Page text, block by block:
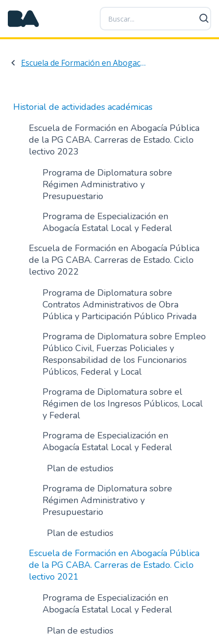
P
a
s
a
a
n
t
e
d
o
i
n
c
i
p
l
Escuela de Formación en Abogacía Pública de la PG CABA. Carreras de Estado. Ciclo lectivo 2021
Historial de actividades académicas
Escuela de Formación en Abogacía Pública
de la PG CABA. Carreras de Estado. Ciclo
lectivo 2023
Programa de Diplomatura sobre
Régimen Administrativo y
Presupuestario
Programa de Especialización en
Abogacía Estatal Local y Federal
Escuela de Formación en Abogacía Pública
de la PG CABA. Carreras de Estado. Ciclo
lectivo 2022
Programa de Diplomatura sobre
Contratos Administrativos de Obra
Pública y Participación Público Privada
Programa de Diplomatura sobre Empleo
Público Civil, Fuerzas Policiales y
Responsabilidad de los Funcionarios
Públicos, Federal y Local
Programa de Diplomatura sobre el
Régimen de los Ingresos Públicos, Local
y Federal
Programa de Especialización en
Abogacía Estatal Local y Federal
Plan de estudios
Programa de Diplomatura sobre
Régimen Administrativo y
Presupuestario
Plan de estudios
Escuela de Formación en Abogacía Pública
de la PG CABA. Carreras de Estado. Ciclo
lectivo 2021
Programa de Especialización en
Abogacía Estatal Local y Federal
Plan de estudios